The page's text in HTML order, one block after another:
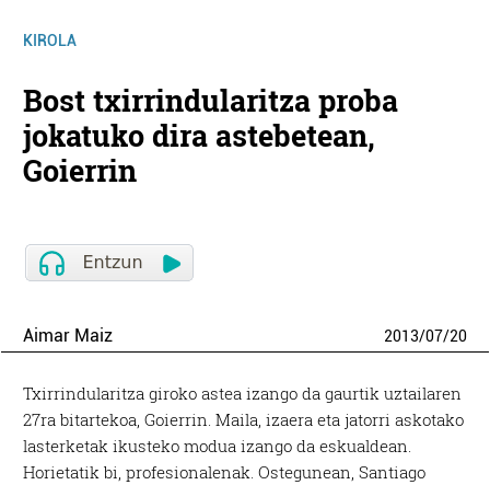
KIROLA
Bost txirrindularitza proba
jokatuko dira astebetean,
Goierrin
Aimar Maiz 2013/07/20
Txirrindularitza giroko astea izango da gaurtik uztailaren
27ra bitartekoa, Goierrin. Maila, izaera eta jatorri askotako
lasterketak ikusteko modua izango da eskualdean.
Horietatik bi, profesionalenak. Ostegunean, Santiago